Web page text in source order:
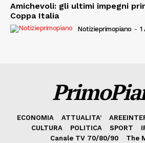
Amichevoli: gli ultimi impegni
Coppa Italia
Notizieprimopiano - 1
ECONOMIA ATTUALITA’
CULTURA
POLITICA SPORT
Canale TV 70/80/90
The